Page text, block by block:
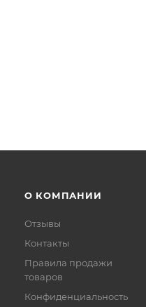
О КОМПАНИИ
Отзывы
Контакты
Правила продажи
товаров
Конфиденциальность